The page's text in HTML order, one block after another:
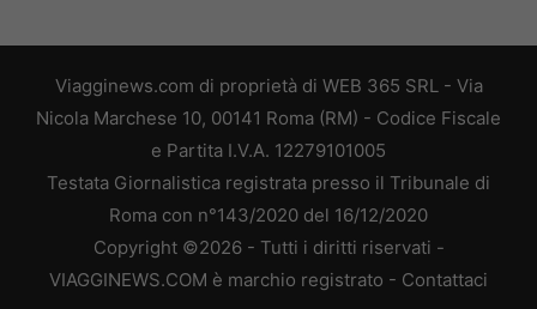
Viagginews.com di proprietà di WEB 365 SRL - Via
Nicola Marchese 10, 00141 Roma (RM) - Codice Fiscale
e Partita I.V.A. 12279101005
Testata Giornalistica registrata presso il Tribunale di
Roma con n°143/2020 del 16/12/2020
Copyright ©2026 - Tutti i diritti riservati -
VIAGGINEWS.COM è marchio registrato - Contattaci